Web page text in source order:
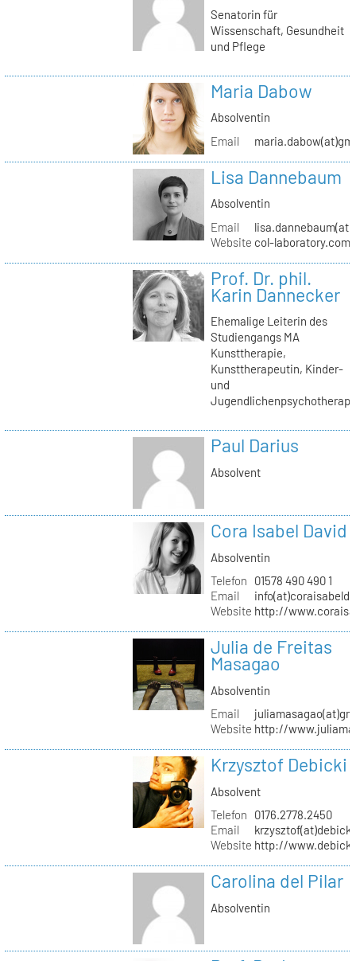
Senatorin für
Wissenschaft, Gesundheit
und Pflege
Maria Dabow
Absolventin
Email
Lisa Dannebaum
Absolventin
Email
Website col-laboratory.com
Prof. Dr. phil.
Karin Dannecker
Ehemalige Leiterin des
Studiengangs MA
Kunsttherapie,
Kunsttherapeutin, Kinder-
und
Paul Darius
Absolvent
Cora Isabel David
Absolventin
Telefon
01578 490 490 1
Email
Website http://
Julia de Freitas
Masagao
Absolventin
Email
Website http://
Krzysztof Debicki
Absolvent
Telefon
0176.2778.2450
Email
Website http://
Carolina del Pilar
Absolventin